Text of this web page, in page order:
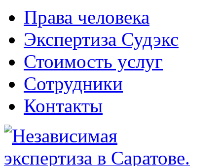
Права человека
Экспертиза Судэкс
Стоимость услуг
Сотрудники
Контакты